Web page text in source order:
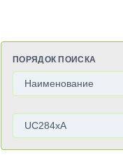
ПОРЯДОК ПОИСКА